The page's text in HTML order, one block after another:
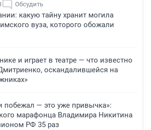
Обсудить
какую тайну хранит могила
вуза, которого обожали
и играет в театре — что известно
оскандалившейся на
побежал — это уже привычка»:
марафонца Владимира Никитина
РФ 35 раз